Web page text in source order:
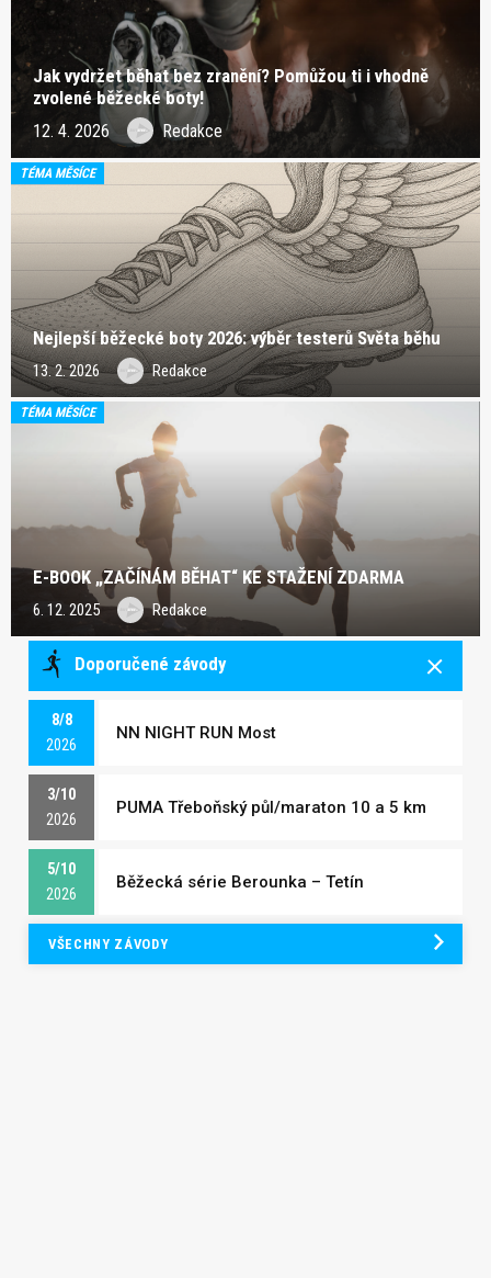
Jak vydržet běhat bez zranění? Pomůžou ti i vhodně
zvolené běžecké boty!
12. 4. 2026 Redakce
TÉMA MĚSÍCE
Nejlepší běžecké boty 2026: výběr testerů Světa běhu
13. 2. 2026 Redakce
TÉMA MĚSÍCE
E-BOOK „ZAČÍNÁM BĚHAT“ KE STAŽENÍ ZDARMA
6. 12. 2025 Redakce
Doporučené závody
8/8
2026
NN NIGHT RUN Most
3/10
2026
PUMA Třeboňský půl/maraton 10 a 5 km
5/10
2026
Běžecká série Berounka – Tetín
VŠECHNY ZÁVODY